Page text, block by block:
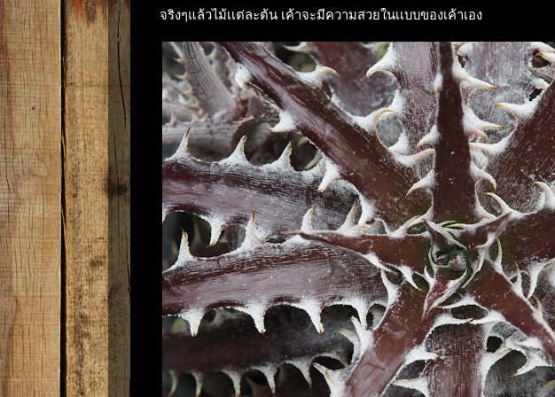
จริงๆแล้วไม้เเต่ละต้น เค้าจะมีความสวยในเเบบของเค้าเอง